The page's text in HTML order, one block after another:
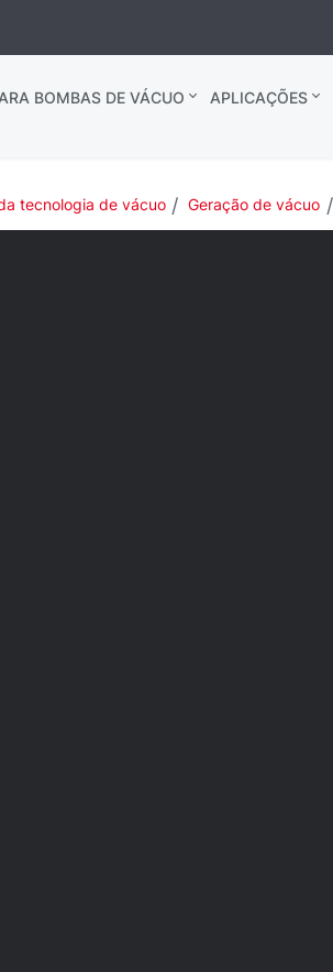
BOMBAS DE VÁCUO APLICAÇÕES
tecnologia de vácuo Geração de vácuo